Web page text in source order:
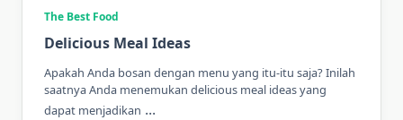
The Best Food
Delicious Meal Ideas
Apakah Anda bosan dengan menu yang itu-itu saja? Inilah
saatnya Anda menemukan delicious meal ideas yang
dapat menjadikan ...